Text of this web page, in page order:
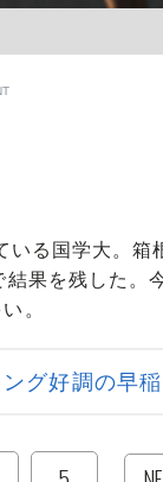
る国学大。箱
果を残した。
。
グ好調の早稲